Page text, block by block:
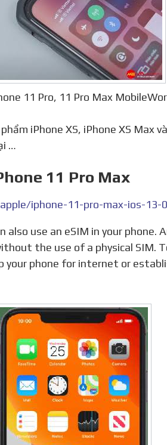
11 Pro, 11 Pro Max
…
11 Pro Max
the use of a physical SIM.
your phone for internet or